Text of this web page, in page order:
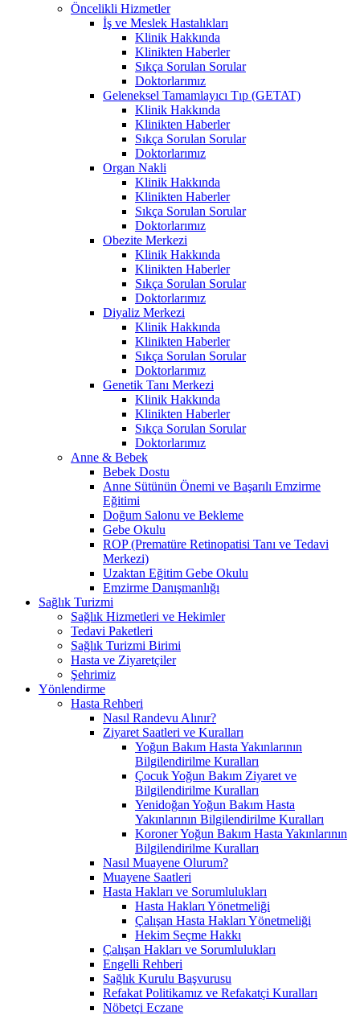
Öncelikli Hizmetler
İş ve Meslek Hastalıkları
Klinik Hakkında
Klinikten Haberler
Sıkça Sorulan Sorular
Doktorlarımız
Geleneksel Tamamlayıcı Tıp (GETAT)
Klinik Hakkında
Klinikten Haberler
Sıkça Sorulan Sorular
Doktorlarımız
Organ Nakli
Klinik Hakkında
Klinikten Haberler
Sıkça Sorulan Sorular
Doktorlarımız
Obezite Merkezi
Klinik Hakkında
Klinikten Haberler
Sıkça Sorulan Sorular
Doktorlarımız
Diyaliz Merkezi
Klinik Hakkında
Klinikten Haberler
Sıkça Sorulan Sorular
Doktorlarımız
Genetik Tanı Merkezi
Klinik Hakkında
Klinikten Haberler
Sıkça Sorulan Sorular
Doktorlarımız
Anne & Bebek
Bebek Dostu
Anne Sütünün Önemi ve Başarılı Emzirme
Eğitimi
Doğum Salonu ve Bekleme
Gebe Okulu
ROP (Prematüre Retinopatisi Tanı ve Tedavi
Merkezi)
Uzaktan Eğitim Gebe Okulu
Emzirme Danışmanlığı
Sağlık Turizmi
Sağlık Hizmetleri ve Hekimler
Tedavi Paketleri
Sağlık Turizmi Birimi
Hasta ve Ziyaretçiler
Şehrimiz
Yönlendirme
Hasta Rehberi
Nasıl Randevu Alınır?
Ziyaret Saatleri ve Kuralları
Yoğun Bakım Hasta Yakınlarının
Bilgilendirilme Kuralları
Çocuk Yoğun Bakım Ziyaret ve
Bilgilendirilme Kuralları
Yenidoğan Yoğun Bakım Hasta
Yakınlarının Bilgilendirilme Kuralları
Koroner Yoğun Bakım Hasta Yakınlarının
Bilgilendirilme Kuralları
Nasıl Muayene Olurum?
Muayene Saatleri
Hasta Hakları ve Sorumlulukları
Hasta Hakları Yönetmeliği
Çalışan Hasta Hakları Yönetmeliği
Hekim Seçme Hakkı
Çalışan Hakları ve Sorumlulukları
Engelli Rehberi
Sağlık Kurulu Başvurusu
Refakat Politikamız ve Refakatçi Kuralları
Nöbetçi Eczane